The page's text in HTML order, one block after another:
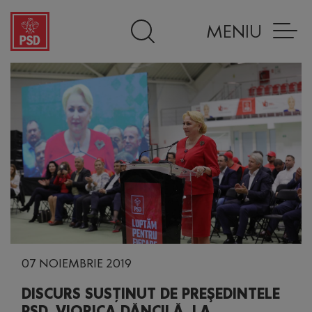
MENIU
07 NOIEMBRIE 2019
DISCURS SUSȚINUT DE PREŞEDINTELE